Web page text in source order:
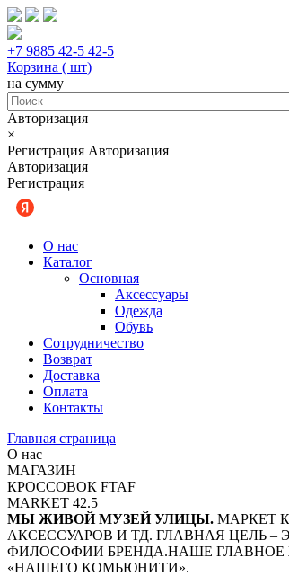
+7 9885 42-5 42-5
Корзина ( шт)
на сумму
Авторизация
×
Регистрация Авторизация
Авторизация
Регистрация
О нас
Каталог
Основная
Аксессуары
Одежда
Обувь
Сотрудничество
Возврат
Доставка
Оплата
Контакты
Главная страница
О нас
МАГАЗИН
КРОССОВОК FTAF
MARKET 42.5
МЫ ЖИВОЙ МУЗЕЙ УЛИЦЫ. МАРКЕТ
АКСЕССУАРОВ И ТД. ГЛАВНАЯ ЦЕЛЬ
ФИЛОСОФИИ БРЕНДА.НАШЕ ГЛАВНОЕ
«НАШЕГО КОМЬЮНИТИ».